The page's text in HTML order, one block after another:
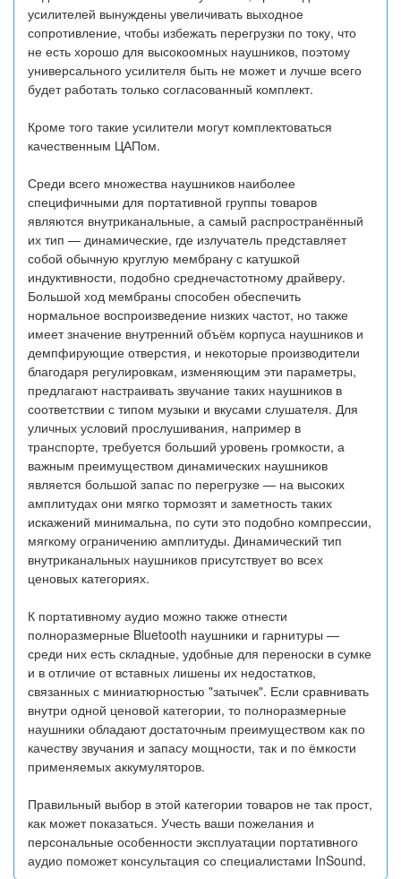
усилителей вынуждены увеличивать выходное
сопротивление, чтобы избежать перегрузки по току, что
не есть хорошо для высокоомных наушников, поэтому
универсального усилителя быть не может и лучше всего
будет работать только согласованный комплект.
Кроме того такие усилители могут комплектоваться
качественным ЦАПом.
Среди всего множества наушников наиболее
специфичными для портативной группы товаров
являются внутриканальные, а самый распространённый
их тип — динамические, где излучатель представляет
собой обычную круглую мембрану с катушкой
индуктивности, подобно среднечастотному драйверу.
Большой ход мембраны способен обеспечить
нормальное воспроизведение низких частот, но также
имеет значение внутренний объём корпуса наушников и
демпфирующие отверстия, и некоторые производители
благодаря регулировкам, изменяющим эти параметры,
предлагают настраивать звучание таких наушников в
соответствии с типом музыки и вкусами слушателя. Для
уличных условий прослушивания, например в
транспорте, требуется больший уровень громкости, а
важным преимуществом динамических наушников
является большой запас по перегрузке — на высоких
амплитудах они мягко тормозят и заметность таких
искажений минимальна, по сути это подобно компрессии,
мягкому ограничению амплитуды. Динамический тип
внутриканальных наушников присутствует во всех
ценовых категориях.
К портативному аудио можно также отнести
полноразмерные Bluetooth наушники и гарнитуры —
среди них есть складные, удобные для переноски в сумке
и в отличие от вставных лишены их недостатков,
связанных с миниатюрностью "затычек". Если сравнивать
внутри одной ценовой категории, то полноразмерные
наушники обладают достаточным преимуществом как по
качеству звучания и запасу мощности, так и по ёмкости
применяемых аккумуляторов.
Правильный выбор в этой категории товаров не так прост,
как может показаться. Учесть ваши пожелания и
персональные особенности эксплуатации портативного
аудио поможет консультация со специалистами InSound.